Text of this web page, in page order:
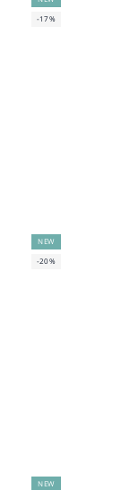
-17%
NEW
-20%
NEW